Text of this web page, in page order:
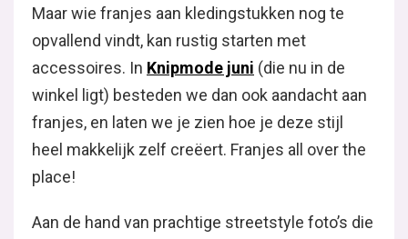
Maar wie franjes aan kledingstukken nog te
opvallend vindt, kan rustig starten met
accessoires. In Knipmode juni (die nu in de
winkel ligt) besteden we dan ook aandacht aan
franjes, en laten we je zien hoe je deze stijl
heel makkelijk zelf creëert. Franjes all over the
place!
Aan de hand van prachtige streetstyle foto’s die